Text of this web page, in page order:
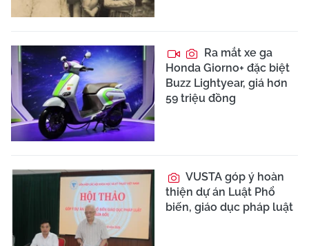
Ra mắt xe ga
Honda Giorno+ đặc biệt
Buzz Lightyear, giá hơn
59 triệu đồng
VUSTA góp ý hoàn
thiện dự án Luật Phổ
biến, giáo dục pháp luật